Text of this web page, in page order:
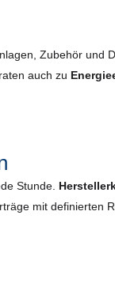
Zubehör und
auch zu
Stunde.
mit definierten